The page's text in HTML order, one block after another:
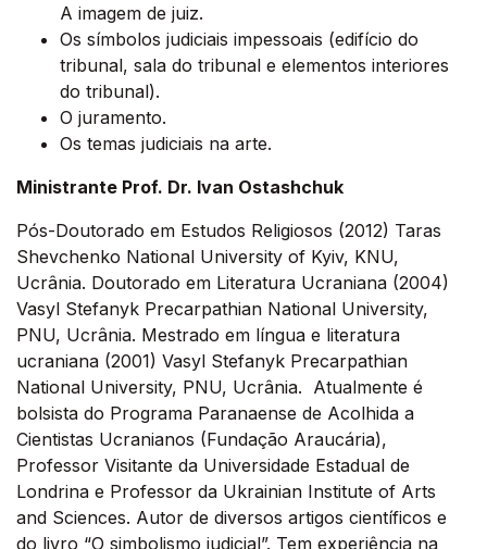
A imagem de juiz.
Os símbolos judiciais impessoais (edifício do
tribunal, sala do tribunal e elementos interiores
do tribunal).
O juramento.
Os temas judiciais na arte.
Ministrante Prof. Dr. Ivan Ostashchuk
Pós-Doutorado em Estudos Religiosos (2012) Taras
Shevchenko National University of Kyiv, KNU,
Ucrânia. Doutorado em Literatura Ucraniana (2004)
Vasyl Stefanyk Precarpathian National University,
PNU, Ucrânia. Mestrado em língua e literatura
ucraniana (2001) Vasyl Stefanyk Precarpathian
National University, PNU, Ucrânia. Atualmente é
bolsista do Programa Paranaense de Acolhida a
Cientistas Ucranianos (Fundação Araucária),
Professor Visitante da Universidade Estadual de
Londrina e Professor da Ukrainian Institute of Arts
and Sciences. Autor de diversos artigos científicos e
do livro “O simbolismo judicial”. Tem experiência na